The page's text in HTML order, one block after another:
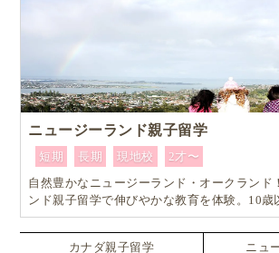
ニュージーランド親子留学
短期 長期 現地校
2才〜
自然豊かなニュージーランド・オークラン
ンド親子留学で伸びやかな教育を体験。10歳
生でも単身留学可能なスペシャルプラン！！
カナダ親子留学 ニュ